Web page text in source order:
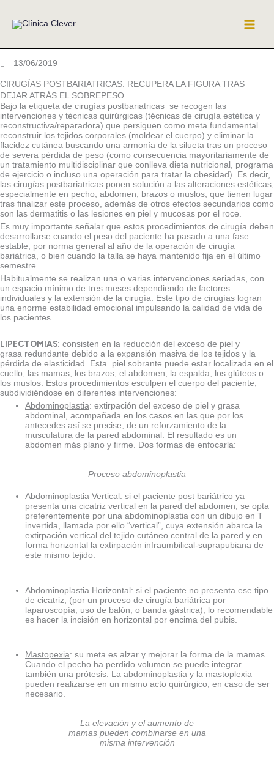
contenido
13/06/2019
CIRUGÍAS POSTBARIATRICAS: RECUPERA LA FIGURA TRAS
DEJAR ATRÁS EL SOBREPESO
Bajo la etiqueta de cirugías postbariatricas se recogen las
intervenciones y técnicas quirúrgicas (técnicas de cirugía estética y
reconstructiva/reparadora) que persiguen como meta fundamental
reconstruir los tejidos corporales (moldear el cuerpo) y eliminar la
flacidez cutánea buscando una armonía de la silueta tras un proceso
de severa pérdida de peso (como consecuencia mayoritariamente de
un tratamiento multidisciplinar que conlleva dieta nutricional, programa
de ejercicio o incluso una operación para tratar la obesidad). Es decir,
las cirugías postbariatricas ponen solución a las alteraciones estéticas,
especialmente en pecho, abdomen, brazos o muslos, que tienen lugar
tras finalizar este proceso, además de otros efectos secundarios como
son las dermatitis o las lesiones en piel y mucosas por el roce.
Es muy importante señalar que estos procedimientos de cirugía deben
desarrollarse cuando el peso del paciente ha pasado a una fase
estable, por norma general al año de la operación de cirugía
bariátrica, o bien cuando la talla se haya mantenido fija en el último
semestre.
Habitualmente se realizan una o varias intervenciones seriadas, con
un espacio mínimo de tres meses dependiendo de factores
individuales y la extensión de la cirugía. Este tipo de cirugías logran
una enorme estabilidad emocional impulsando la calidad de vida de
los pacientes.
LIPECTOMIAS: consisten en la reducción del exceso de piel y
grasa redundante debido a la expansión masiva de los tejidos y la
pérdida de elasticidad. Esta piel sobrante puede estar localizada en el
cuello, las mamas, los brazos, el abdomen, la espalda, los glúteos o
los muslos. Estos procedimientos esculpen el cuerpo del paciente,
subdividiéndose en diferentes intervenciones:
Abdominoplastia: extirpación del exceso de piel y grasa
abdominal, acompañada en los casos en las que por los
antecedes así se precise, de un reforzamiento de la
musculatura de la pared abdominal. El resultado es un
abdomen más plano y firme. Dos formas de enfocarla:
Proceso abdominoplastia
Abdominoplastia Vertical: si el paciente post bariátrico ya
presenta una cicatriz vertical en la pared del abdomen, se opta
preferentemente por una abdominoplastia con un dibujo en T
invertida, llamada por ello “vertical”, cuya extensión abarca la
extirpación vertical del tejido cutáneo central de la pared y en
forma horizontal la extirpación infraumbilical-suprapubiana de
este mismo tejido.
Abdominoplastia Horizontal: si el paciente no presenta ese tipo
de cicatriz, (por un proceso de cirugía bariátrica por
laparoscopía, uso de balón, o banda gástrica), lo recomendable
es hacer la incisión en horizontal por encima del pubis.
Mastopexia: su meta es alzar y mejorar la forma de la mamas.
Cuando el pecho ha perdido volumen se puede integrar
también una prótesis. La abdominoplastia y la mastoplexia
pueden realizarse en un mismo acto quirúrgico, en caso de ser
necesario.
La elevación y el aumento de
mamas pueden combinarse en una
misma intervención